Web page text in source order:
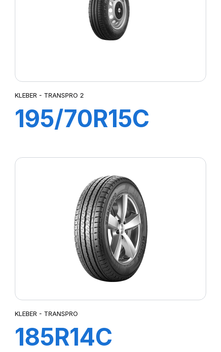
KLEBER - TRANSPRO 2
195/70R15C
TRANSPRO 2
KLEBER - TRANSPRO
185R14C